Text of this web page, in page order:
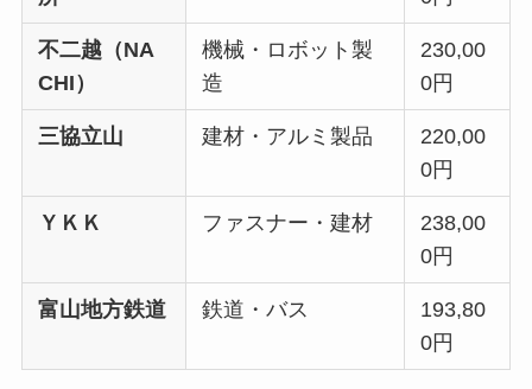
不二越（NA
CHI）
機械・ロボット製
造
230,00
0円
三協立山 建材・アルミ製品
220,00
0円
ＹＫＫ ファスナー・建材
238,00
0円
富山地方鉄道 鉄道・バス
193,80
0円